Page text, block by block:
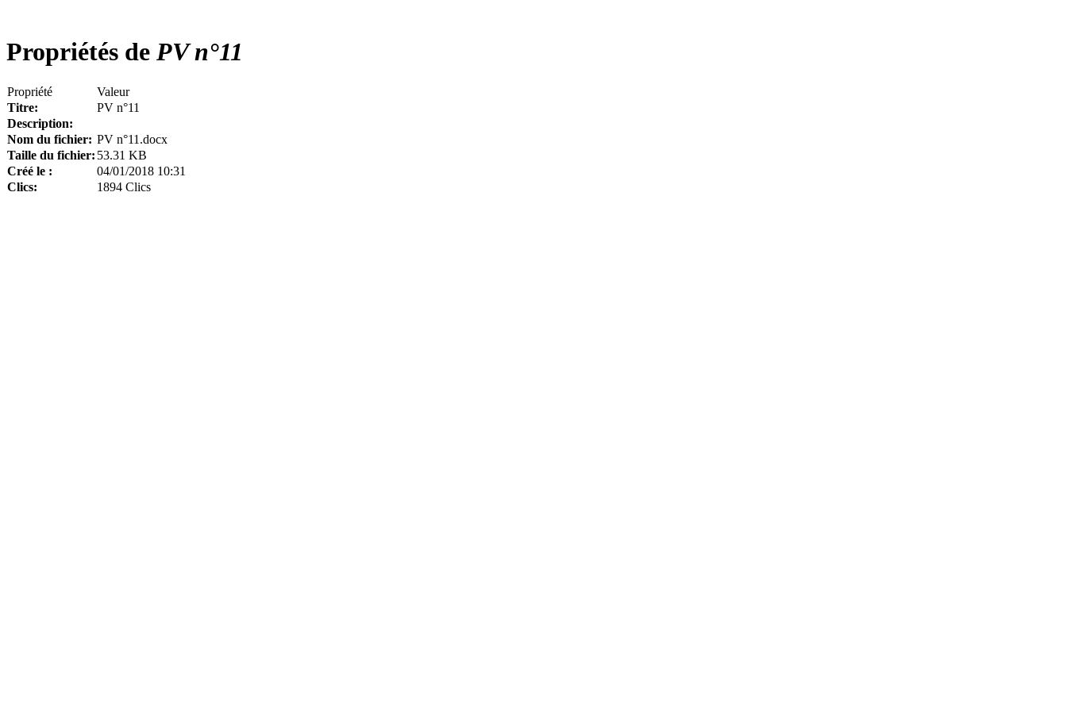
Propriétés de PV n°11
Propriété
Valeur
Titre:
PV n°11
Description:
Nom du fichier: PV n°11.docx
Taille du fichier: 53.31 KB
Créé le :
04/01/2018 10:31
Clics:
1894 Clics